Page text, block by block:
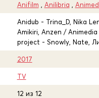
Anifilm
Anilibria
Anidub - Trina_D, Nika
Amikiri, Anzen /
project - Snowly, Nate,
2017
TV
12 из 12